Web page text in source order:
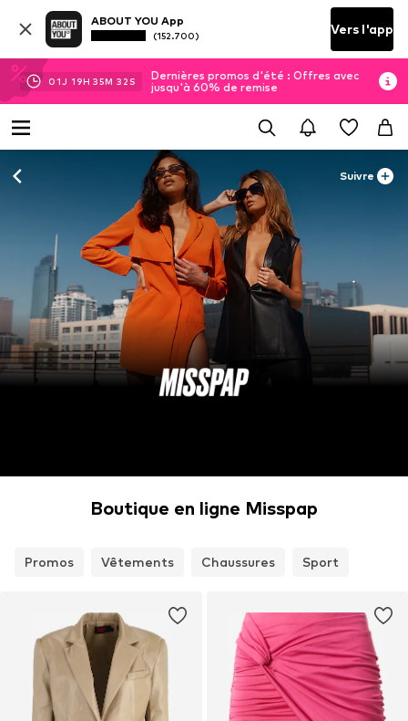
ABOUT YOU App
(152.700) Vers l'app
01J 19H 35M 31 S
Dernières promos d'été : Offres avec
jusqu'à 60% de remise
Suivre
Boutique en ligne Misspap
Promos Vêtements Chaussures Sport